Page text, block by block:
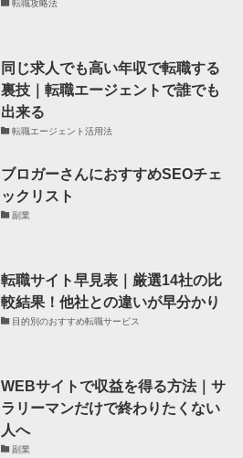
転職攻略法
同じ求人でも高い年収で転職する
裏技｜転職エージェントで誰でも
出来る
転職エージェント活用法
ブロガーさんにおすすめSEOチェ
ックリスト
副業
転職サイト早見表｜厳選14社の比
較結果！他社との違いが早分かり
目的別のおすすめ転職サービス
WEBサイトで収益を得る方法｜サ
ラリーマンだけで終わりたくない
人へ
副業